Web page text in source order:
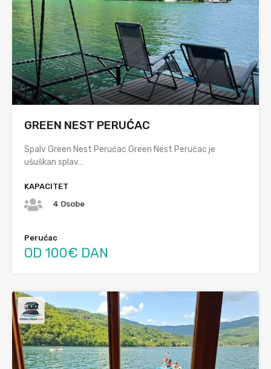
GREEN NEST PERUĆAC
Spalv Green Nest Perućac Green Nest Perućac je
ušuškan splav…
KAPACITET
4 Osobe
Perućac
OD 100€ DAN